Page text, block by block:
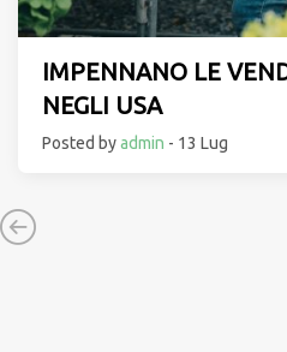
IMPENNANO LE
NEGLI USA
Posted byadmin - 13 Lug